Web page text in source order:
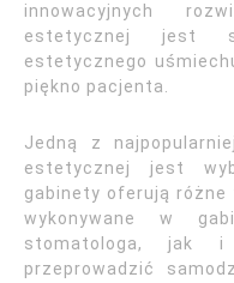
innowacyjnych
estetycznej jest
estetycznego
piękno pacjenta.
Jedną z
estetycznej jest
gabinety oferują różne
wykonywane w
stomatologa, jak
przeprowadzić